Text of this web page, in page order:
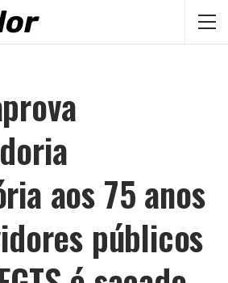
aos 75 anos
públicos